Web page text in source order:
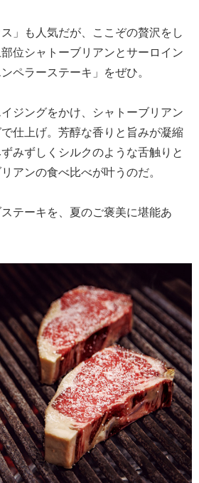
」も人気だが、ここぞの贅沢をし
位シャトーブリアンとサーロイン
ペラーステーキ」をぜひ。
ジングをかけ、シャトーブリアン
仕上げ。芳醇な香りと旨みが凝縮
みずしくシルクのような舌触りと
アンの食べ比べが叶うのだ。
テーキを、夏のご褒美に堪能あ